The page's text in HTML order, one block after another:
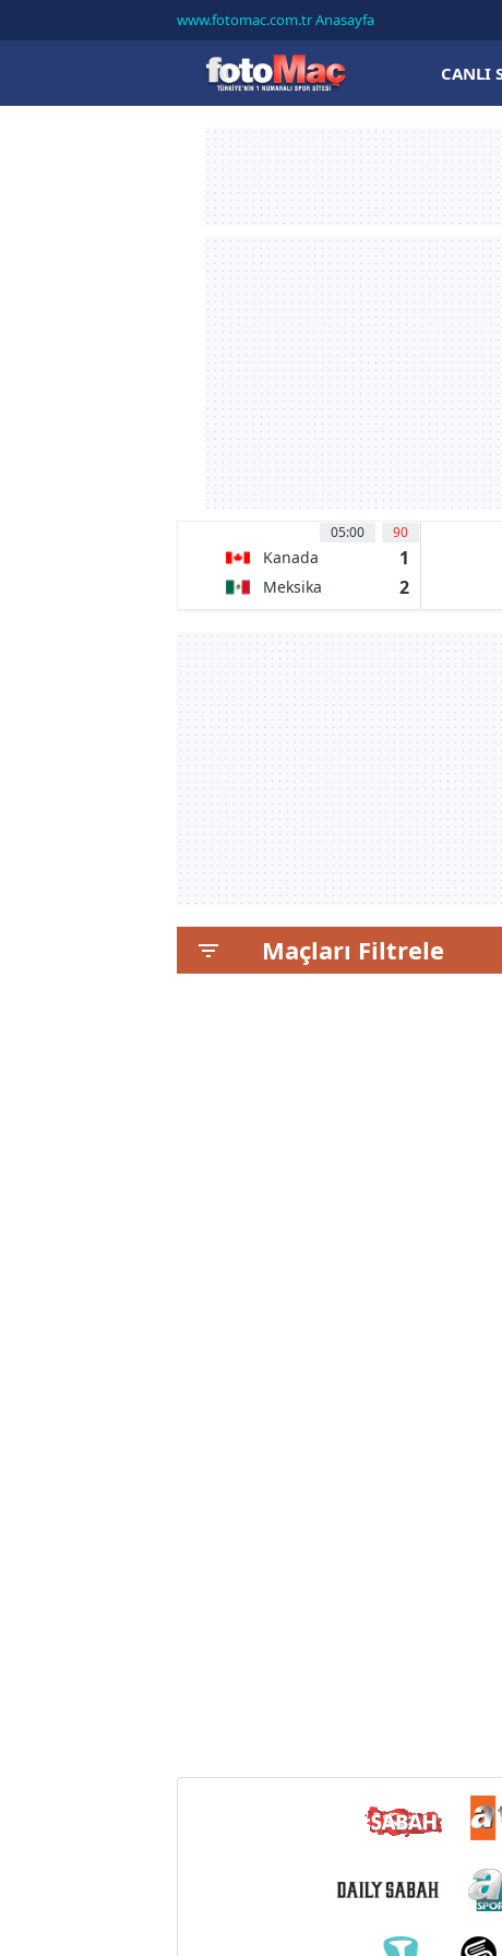
www.fotomac.com.tr Anasayfa
CANLI
05:00 90
Kanada 1
Meksika 2
Maçları Filtrele